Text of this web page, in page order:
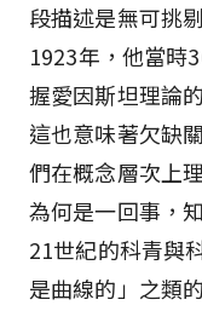
段描述是無可挑
1923年，他當時
握愛因斯坦理論
這也意味著欠缺
們在概念層次上
為何是一回事，
21世紀的科青與
是曲線的」之類